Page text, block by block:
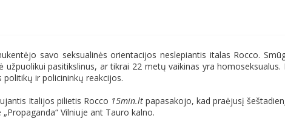
savo seksualinės orientacijos neslepiantis italas Rocco.
užpuolikui pasitikslinus, ar tikrai 22 metų vaikinas yra homoseksualus.
ir policininkų reakcijos.
Italijos pilietis Rocco 15min.lt papasakojo, kad praėjusį
Vilniuje ant Tauro kalno.